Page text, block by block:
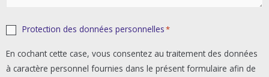
RGPDProtection des données personnelles*
En cochant cette case, vous consentez au traitement des données
à caractère personnel fournies dans le présent formulaire afin de